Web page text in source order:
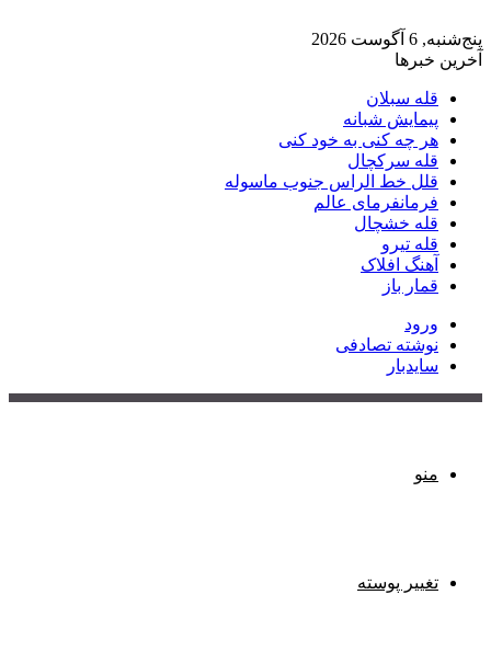
پنج‌شنبه, 6 آگوست 2026
آخرین خبرها
قله سبلان
پیمایش شبانه
هر چه کنی به خود کنی
قله سرکچال
قلل خط الراس جنوب ماسوله
فرمانفرمای عالم
قله خشچال
قله تیرو
آهنگ افلاک
قمار باز
ورود
نوشته تصادفی
سایدبار
منو
تغییر پوسته